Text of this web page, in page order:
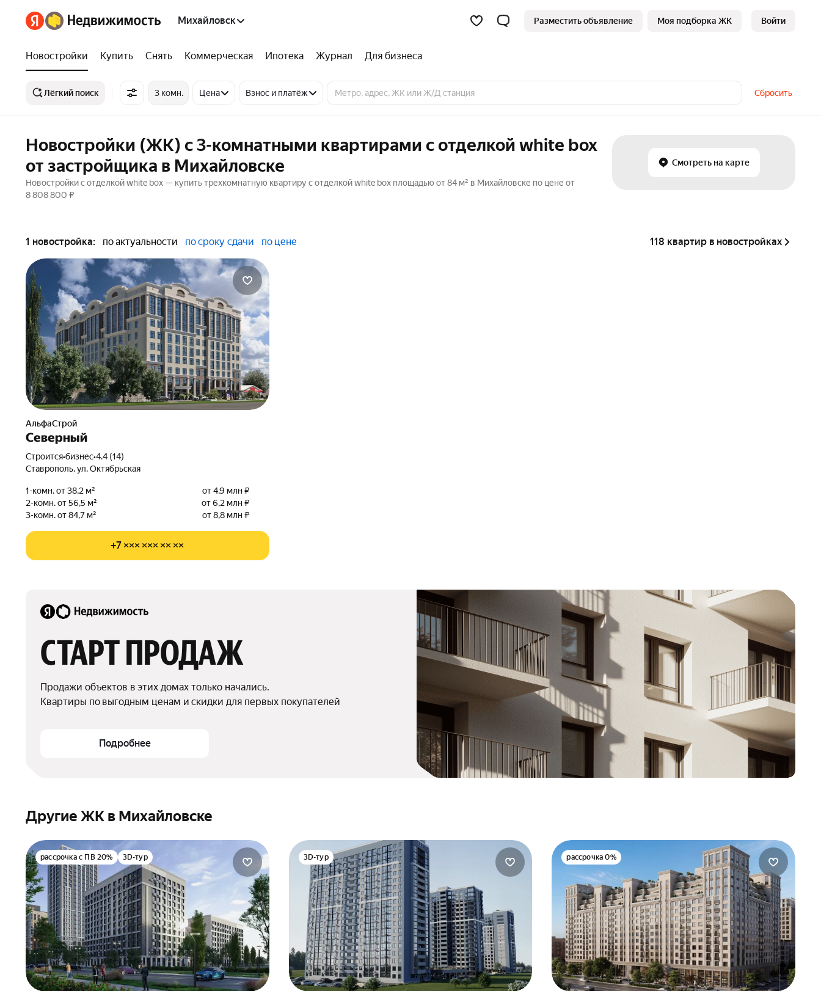
Михайловск Разместить объявление Моя подборка ЖК Войти
Новостройки Купить Снять Коммерческая Ипотека Журнал Для бизнеса
Лёгкий поиск 3 комн. Цена Взнос и платёж Сбросить
Новостройки (ЖК) с 3-комнатными квартирами с отделкой white box
от застройщика в Михайловске
Новостройки с отделкой white box — купить трехкомнатную квартиру с отделкой white box площадью от 84 м² в Михайловске по цене от
8 808 800 ₽
Смотреть на карте
1 новостройка: по актуальности по сроку сдачи по цене 118 квартир в новостройках
АльфаСтрой
Северный
Строится•бизнес•4.4 (14)
Ставрополь, ул. Октябрьская
1-комн. от 38,2 м²
от 4,9 млн ₽
2-комн. от 56,5 м²
от 6,2 млн ₽
3-комн. от 84,7 м²
от 8,8 млн ₽
+7 ××× ××× ×× ××
СТАРТ ПРОДАЖ
Продажи объектов в этих домах только начались.
Квартиры по выгодным ценам и скидки для первых покупателей
Подробнее
Другие ЖК в Михайловске
рассрочка с ПВ 20% 3D-тур 3D-тур рассрочка 0%